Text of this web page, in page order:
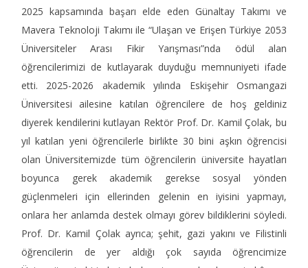
2025 kapsamında başarı elde eden Günaltay Takımı ve
Mavera Teknoloji Takımı ile “Ulaşan ve Erişen Türkiye 2053
Üniversiteler Arası Fikir Yarışması”nda ödül alan
öğrencilerimizi de kutlayarak duyduğu memnuniyeti ifade
etti. 2025-2026 akademik yılında Eskişehir Osmangazi
Üniversitesi ailesine katılan öğrencilere de hoş geldiniz
diyerek kendilerini kutlayan Rektör Prof. Dr. Kamil Çolak, bu
yıl katılan yeni öğrencilerle birlikte 30 bini aşkın öğrencisi
olan Üniversitemizde tüm öğrencilerin üniversite hayatları
boyunca gerek akademik gerekse sosyal yönden
güçlenmeleri için ellerinden gelenin en iyisini yapmayı,
onlara her anlamda destek olmayı görev bildiklerini söyledi.
Prof. Dr. Kamil Çolak ayrıca; şehit, gazi yakını ve Filistinli
öğrencilerin de yer aldığı çok sayıda öğrencimize